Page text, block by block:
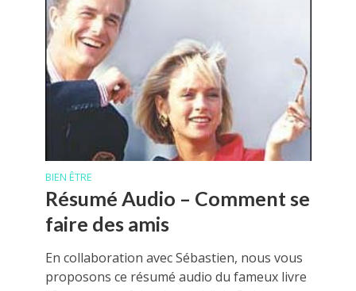
BIEN ÊTRE
Résumé Audio – Comment se
faire des amis
En collaboration avec Sébastien, nous vous
proposons ce résumé audio du fameux livre